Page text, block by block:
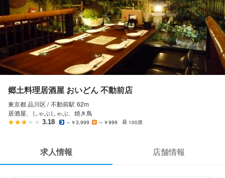
食べログ求人TOP
マイページ管理
気になる求人
検索履歴・保存した条件
応募履歴
郷土料理居酒屋 おいどん 不動前店
東京都 品川区 / 不動前駅 62m
居酒屋、しゃぶしゃぶ、焼き鳥
3.18 ～￥3,999 ～￥999 100席
求人情報 店舗情報
ホールスタッフ・サービススタッフ
月給230,000円〜320,000円
昇給あり 交通費支給 インセンティブあり 給与手渡しOK
給与補足
役職手当あり
収入例
未経験／月給23～27万円＋インセンティブ
調理師・調理スタッフ
月給230,000円〜320,000円
昇給あり 交通費支給 家族手当あり インセンティブあり 給与手渡しOK
給与補足
役職手当あり
収入例
未経験／月給23～27万円＋インセンティブ
調理師・調理スタッフ
時給1,230円〜
昇給あり 交通費支給 インセンティブあり 給与手渡しOK
研修期間
給与補足
経験・能力考慮の上 優遇します（経験のジャンル不問）
勤務時間